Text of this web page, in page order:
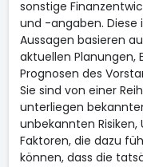
sonstige
und -angaben.
Aussagen basieren
aktuellen Planungen,
Prognosen des
Sie sind von einer
unterliegen
unbekannten
Faktoren, die dazu
können, dass die